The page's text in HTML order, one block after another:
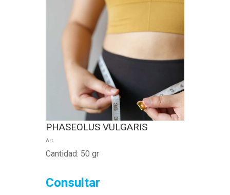
PHASEOLUS VULGARIS
Art.
Cantidad: 50 gr
Consultar